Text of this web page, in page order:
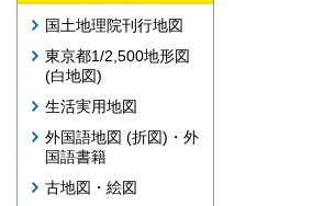
国土地理院刊行地図
東京都1/2,500地形図
(白地図)
生活実用地図
外国語地図 (折図)・外
国語書籍
古地図・絵図